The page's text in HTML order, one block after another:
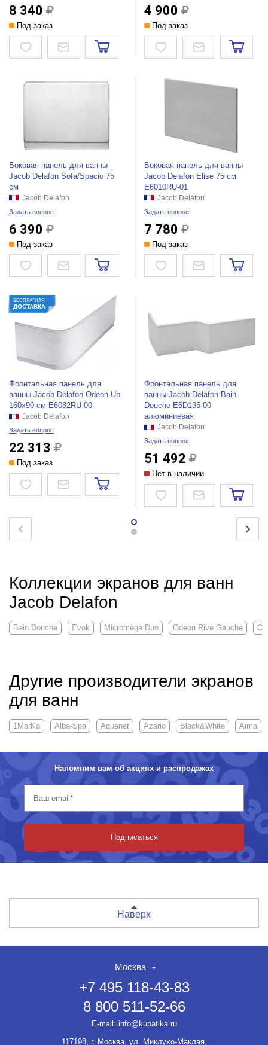
8 340
Под заказ
4 900
Под заказ
Боковая панель для ванны
Jacob Delafon Sofa/Spacio 75
см
Jacob Delafon
Задать вопрос
6 390
Под заказ
Боковая панель для ванны
Jacob Delafon Elise 75 см
E6010RU-01
Jacob Delafon
Задать вопрос
7 780
Под заказ
БЕСПЛАТНАЯ
ДОСТАВКА
Фронтальная панель для
ванны Jacob Delafon Odeon Up
160x90 см E6082RU-00
Jacob Delafon
Задать вопрос
22 313
Под заказ
Фронтальная панель для
ванны Jacob Delafon Bain
Douche E6D135-00
алюминиевая
Jacob Delafon
Задать вопрос
51 492
Нет в наличии
Коллекции экранов для ванн
Jacob Delafon
Bain Douche Evok Micromega Duo Odeon Rive Gauche
Другие производители экранов
для ванн
1MarKa Alba-Spa Aquanet Azario Black&White Aima
Напомним вам об акциях и распродажах
Подписаться
Наверх
Москва
+7 495 118-43-83
8 800 511-52-66
E-mail: info@kupatika.ru
117198, г. Москва, ул. Миклухо-Маклая,